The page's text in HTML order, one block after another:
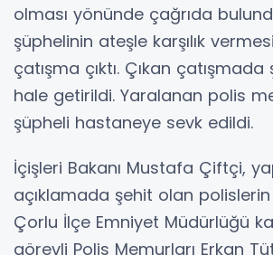
olması yönünde çağrıda
şüphelinin ateşle karşılık
çatışma çıktı. Çıkan
hale getirildi. Yaralanan polis
şüpheli hastaneye sevk edildi.
İçişleri Bakanı Mustafa Çiftçi,
açıklamada şehit olan
Çorlu İlçe Emniyet Müdürlüğü
görevli Polis Memurları Erkan